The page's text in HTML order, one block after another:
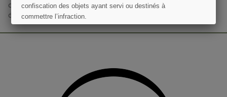
cela nos informations de contact dans les conditions d'utilisation
du site.
confiscation des objets ayant servi ou destinés à
commettre l’infraction.